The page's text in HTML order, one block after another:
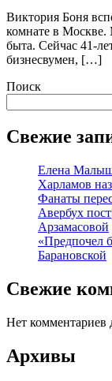
Виктория Боня
комнате в Москве.
быта. Сейчас 41-
бизнесвумен, […]
Поиск
Свежие
Елена
Харламов
Фанаты
Авербух
Арзамасовой
«Предпочел
Барановской
Свежие
Нет комментариев
Архивы